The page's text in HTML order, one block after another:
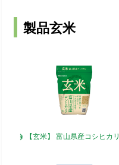
製品玄米
【玄米】 富山県産コシヒカリ